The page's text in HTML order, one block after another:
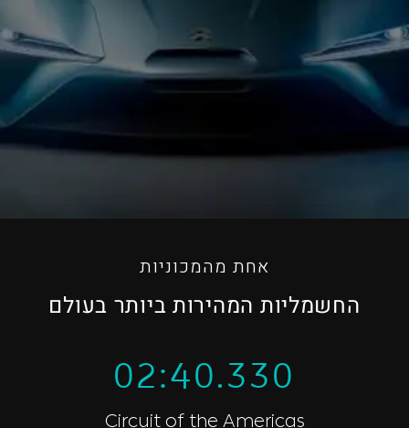
אחת מהמכוניות
החשמליות המהירות ביותר בעולם
02:40.330
Circuit of the Americas